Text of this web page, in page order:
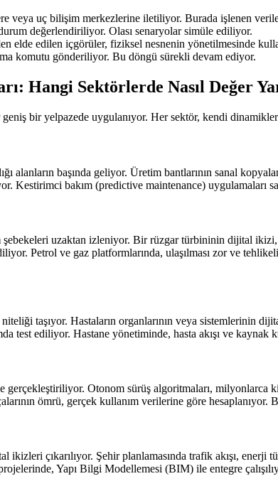
veya uç bilişim merkezlerine iletiliyor. Burada işlenen
değerlendiriliyor. Olası senaryolar simüle ediliyor.
elde edilen içgörüler, fiziksel nesnenin yönetilmesinde
komutu gönderiliyor. Bu döngü sürekli devam ediyor.
Hangi Sektörlerde Nasıl Değer
bir yelpazede uygulanıyor. Her sektör, kendi
alanların başında geliyor. Üretim bantlarının sanal
Kestirimci bakım (predictive maintenance)
uzaktan izleniyor. Bir rüzgar türbininin dijital
Petrol ve gaz platformlarında, ulaşılması zor ve
taşıyor. Hastaların organlarının veya sistemlerinin
test ediliyor. Hastane yönetiminde, hasta akışı ve kaynak
gerçekleştiriliyor. Otonom sürüş algoritmaları, milyonlarca
ömrü, gerçek kullanım verilerine göre
ikizleri çıkarılıyor. Şehir planlamasında trafik akışı,
Yapı Bilgi Modellemesi (BIM) ile entegre